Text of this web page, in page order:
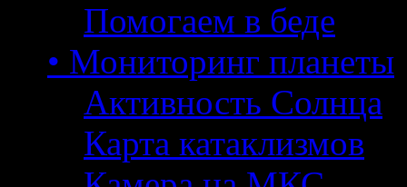
Помогаем в беде
• Мониторинг планеты
Активность Солнца
Карта катаклизмов